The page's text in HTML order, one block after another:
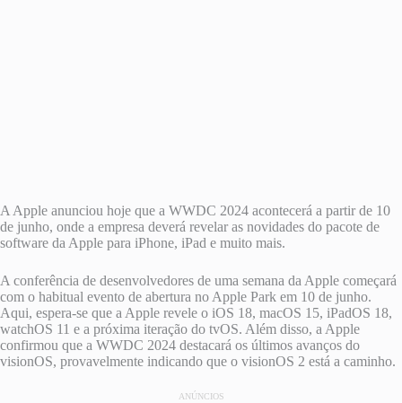
A Apple anunciou hoje que a WWDC 2024 acontecerá a partir de 10
de junho, onde a empresa deverá revelar as novidades do pacote de
software da Apple para iPhone, iPad e muito mais.
A conferência de desenvolvedores de uma semana da Apple começará
com o habitual evento de abertura no Apple Park em 10 de junho.
Aqui, espera-se que a Apple revele o iOS 18, macOS 15, iPadOS 18,
watchOS 11 e a próxima iteração do tvOS. Além disso, a Apple
confirmou que a WWDC 2024 destacará os últimos avanços do
visionOS, provavelmente indicando que o visionOS 2 está a caminho.
ANÚNCIOS